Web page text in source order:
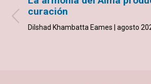
curación
Dilshad Khambatta Eames | agosto